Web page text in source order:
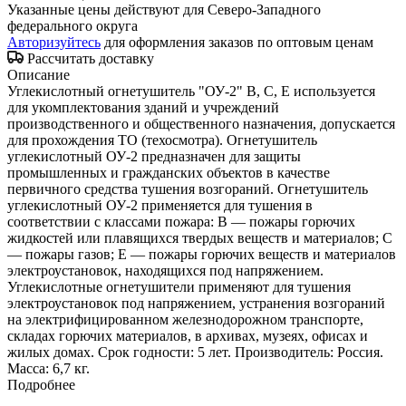
Указанные цены действуют для Северо-Западного
федерального округа
Авторизуйтесь для оформления заказов по оптовым ценам
Рассчитать доставку
Описание
Углекислотный огнетушитель "ОУ-2" В, С, Е используется
для укомплектования зданий и учреждений
производственного и общественного назначения, допускается
для прохождения ТО (техосмотра). Огнетушитель
углекислотный ОУ-2 предназначен для защиты
промышленных и гражданских объектов в качестве
первичного средства тушения возгораний. Огнетушитель
углекислотный ОУ-2 применяется для тушения в
соответствии с классами пожара: В — пожары горючих
жидкостей или плавящихся твердых веществ и материалов; С
— пожары газов; Е — пожары горючих веществ и материалов
электроустановок, находящихся под напряжением.
Углекислотные огнетушители применяют для тушения
электроустановок под напряжением, устранения возгораний
на электрифицированном железнодорожном транспорте,
складах горючих материалов, в архивах, музеях, офисах и
жилых домах. Срок годности: 5 лет. Производитель: Россия.
Масса: 6,7 кг.
Подробнее